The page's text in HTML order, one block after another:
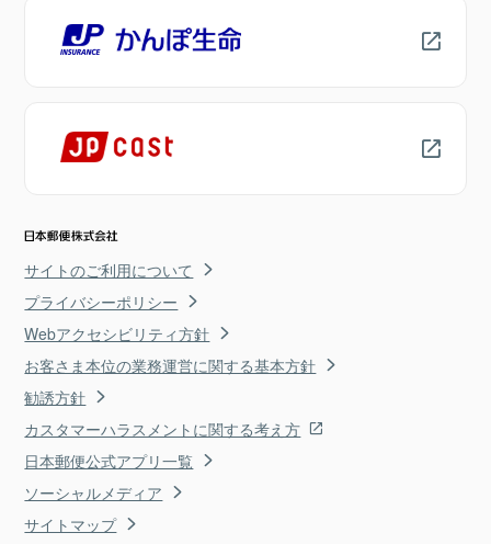
サイトのご利用について
プライバシーポリシー
Webアクセシビリティ方針
お客さま本位の業務運営に関する基本方針
勧誘方針
カスタマーハラスメントに関する考え方
日本郵便公式アプリ一覧
ソーシャルメディア
サイトマップ